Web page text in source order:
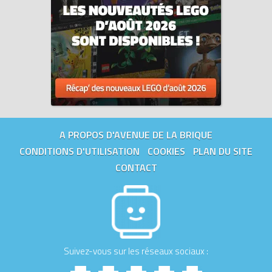
A PROPOS D'AVENUE DE LA BRIQUE
CONDITIONS D'UTILISATION
COOKIES
PLAN DU SITE
CONTACT
Suivez-vous sur les réseaux sociaux :